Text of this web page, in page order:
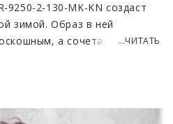
9250-2-130-MK-KN создаст
зимой. Образ в ней
а сочетание
своей плотности и
...ЧИТАТЬ